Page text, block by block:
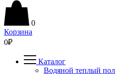
0
Корзина
0₽
Каталог
Водяной теплый пол